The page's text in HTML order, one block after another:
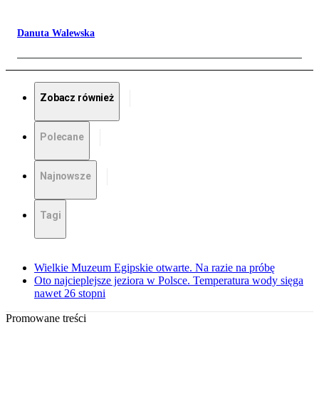
Danuta Walewska
Zobacz również
Polecane
Najnowsze
Tagi
Wielkie Muzeum Egipskie otwarte. Na razie na próbę
Oto najcieplejsze jeziora w Polsce. Temperatura wody sięga
nawet 26 stopni
Promowane treści